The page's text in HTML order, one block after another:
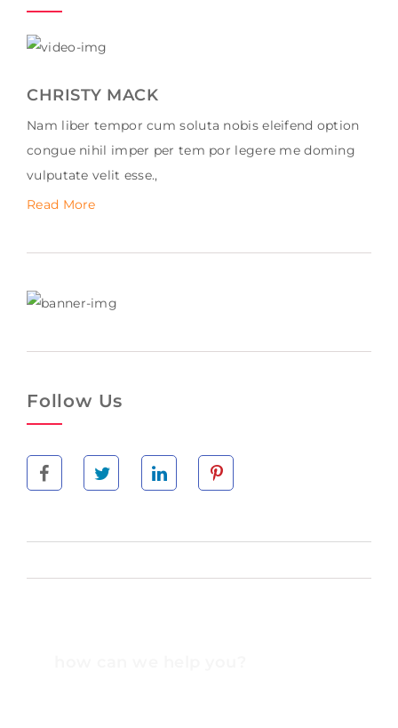
CHRISTY MACK
Nam liber tempor cum soluta nobis eleifend option
congue nihil imper per tem por legere me doming
vulputate velit esse.,
Read More
Follow Us